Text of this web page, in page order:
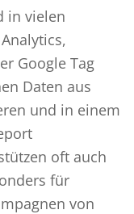
in vielen
Google Tag
Daten aus
und in einem
oft auch
für
von